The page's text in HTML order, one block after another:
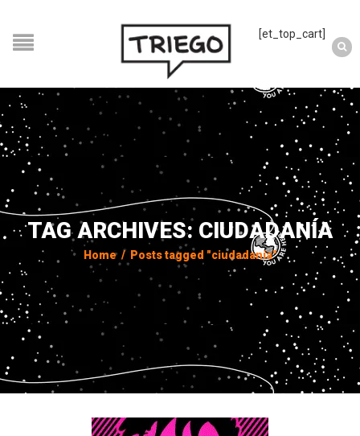
[et_top_cart]
TAG ARCHIVES: CIUDADANÍA
Home / Posts tagged "ciudadanía"